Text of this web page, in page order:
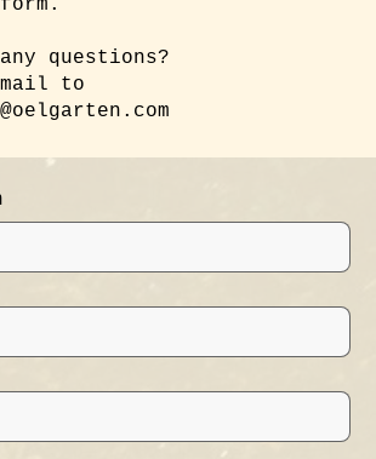
questions?
to